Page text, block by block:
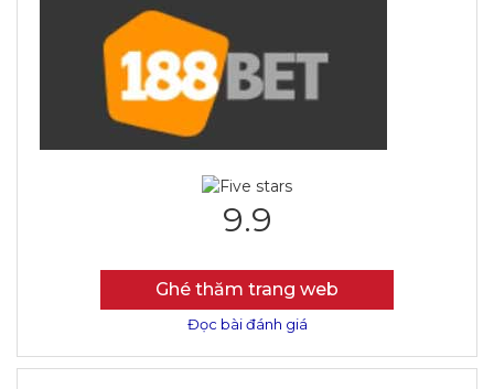
9.9
Ghé thăm trang web
Đọc bài đánh giá